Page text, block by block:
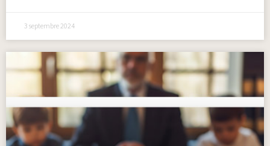
3 septembre 2024